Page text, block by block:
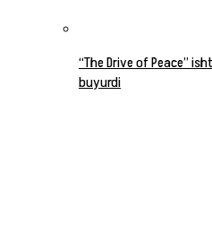
“The Drive of Peace”
buyurdi